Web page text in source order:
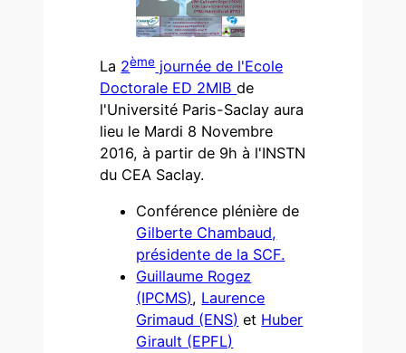
La 2èmejournée de l'Ecole
Doctorale ED 2MIBde
l'Université Paris-Saclay aura
lieu le Mardi 8 Novembre
2016, à partir de 9h à l'INSTN
du CEA Saclay.
Conférence plénière de
Gilberte Chambaud,
présidente de la SCF.
Guillaume Rogez
(IPCMS), Laurence
Grimaud (ENS) et Huber
Girault (EPFL)